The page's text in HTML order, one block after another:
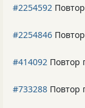
#2254592
#2254846
#414092 Повтор
#733288 Повтор